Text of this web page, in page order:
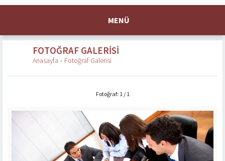
MENÜ
FOTOĞRAF GALERISI
Anasayfa » Fotoğraf Galerisi
Fotoğraf: 1 / 1